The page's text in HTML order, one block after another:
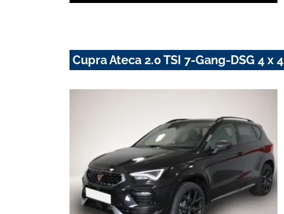
Cupra Ateca 2.0 TSI 7-Gang-DSG 4 x 4